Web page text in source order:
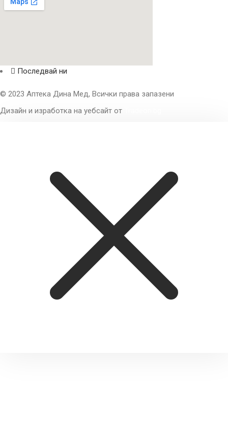
Последвай ни
© 2023 Аптека Дина Мед, Всички права запазени
Дизайн и изработка на уебсайт от